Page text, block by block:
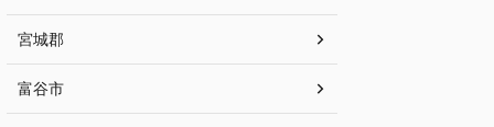
宮城郡
富谷市